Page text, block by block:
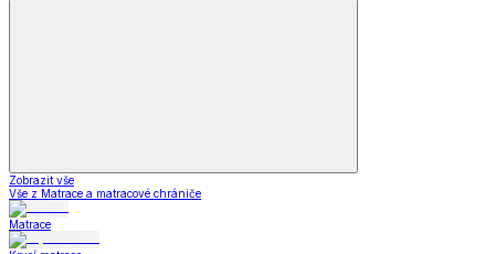
Zobrazit vše
Vše z Matrace a matracové chrániče
Matrace